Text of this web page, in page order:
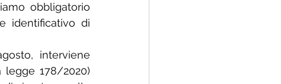
obbligatorio
identificativo di
interviene
legge 178/2020)